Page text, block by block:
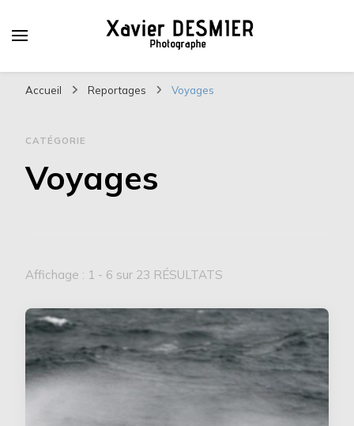
Xavier DESMIER
PHOTOGRAPHE
Accueil Reportages Voyages
CATÉGORIE
Voyages
Affichage : 1 - 6 sur 23 RÉSULTATS